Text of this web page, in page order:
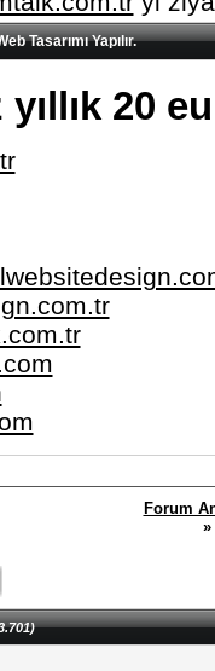
Tasarımı Yapılır.
20
Forum